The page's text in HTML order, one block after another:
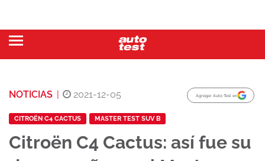
NOTICIAS | 2021-12-05 Agregar Auto Test en
CITROËN C4 CACTUS MASTER TEST SUV B
Citroën C4 Cactus: así fue su